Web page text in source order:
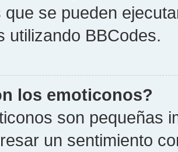
que se pueden
utilizando BBCodes.
los emoticonos?
son pequeñas
un sentimiento